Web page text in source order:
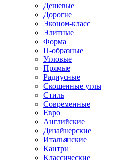
Дешевые
Дорогие
Эконом-класс
Элитные
Форма
П-образные
Угловые
Прямые
Радиусные
Скошенные углы
Стиль
Современные
Евро
Английские
Дизайнерские
Итальянские
Кантри
Классические